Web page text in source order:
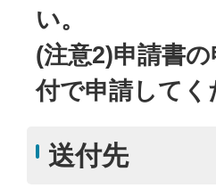
い。
(注意2)申請書
付で申請してく
送付先